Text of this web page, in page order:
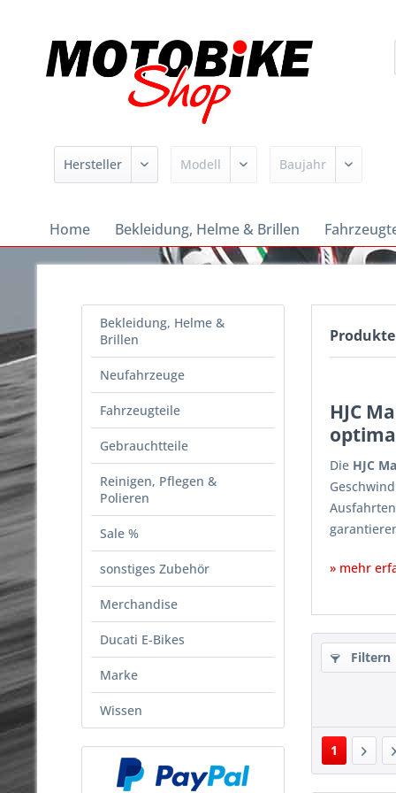
Home Bekleidung, Helme & Brillen
Bekleidung, Helme &
Brillen
Neufahrzeuge
Fahrzeugteile
Gebrauchtteile
Reinigen, Pflegen &
Polieren
Sale %
sonstiges Zubehör
Merchandise
Ducati E-Bikes
Marke
Wissen
Produkte
HJC
Die HJC
» mehr
Filtern
1